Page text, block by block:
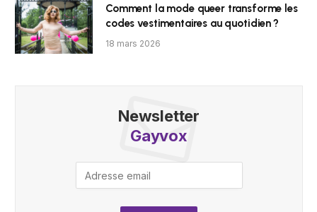
Comment la mode queer transforme les
codes vestimentaires au quotidien ?
18 mars 2026
Newsletter
Gayvox